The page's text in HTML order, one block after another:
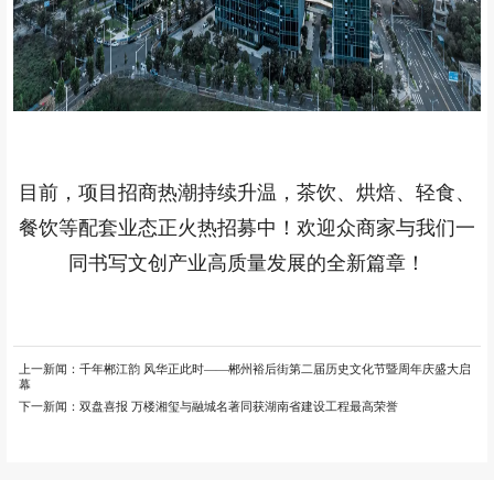
目前，项目招商热潮持续升温，茶饮、烘焙、轻食、
餐饮等配套业态正火热招募中！欢迎众商家与我们一
同书写文创产业高质量发展的全新篇章！
上一新闻： 千年郴江韵 风华正此时——郴州裕后街第二届历史文化节暨周年庆盛大启
幕
下一新闻： 双盘喜报 万楼湘玺与融城名著同获湖南省建设工程最高荣誉